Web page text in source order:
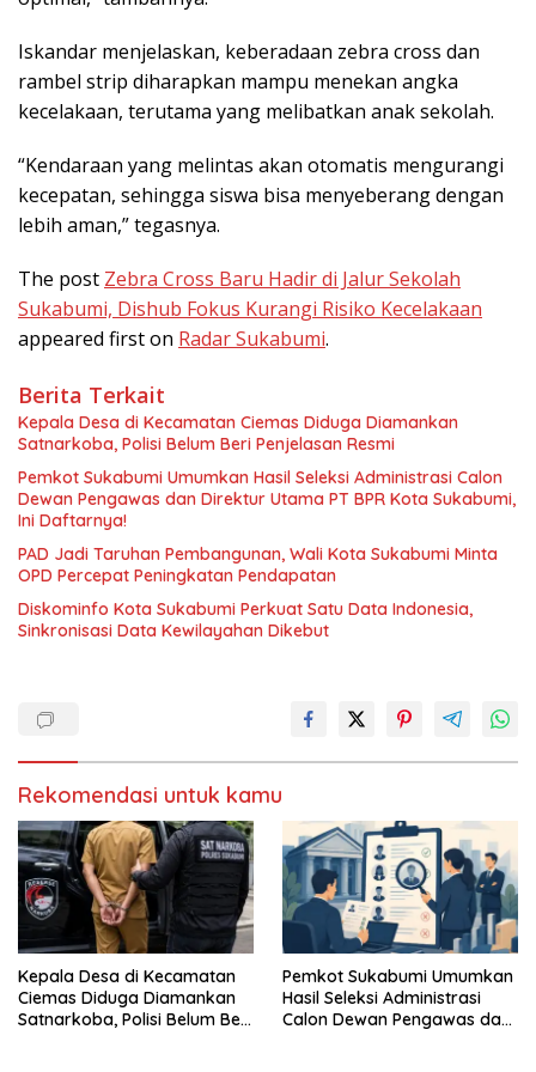
Iskandar menjelaskan, keberadaan zebra cross dan
rambel strip diharapkan mampu menekan angka
kecelakaan, terutama yang melibatkan anak sekolah.
“Kendaraan yang melintas akan otomatis mengurangi
kecepatan, sehingga siswa bisa menyeberang dengan
lebih aman,” tegasnya.
The post Zebra Cross Baru Hadir di Jalur Sekolah
Sukabumi, Dishub Fokus Kurangi Risiko Kecelakaan
appeared first on Radar Sukabumi.
Berita Terkait
Kepala Desa di Kecamatan Ciemas Diduga Diamankan
Satnarkoba, Polisi Belum Beri Penjelasan Resmi
Pemkot Sukabumi Umumkan Hasil Seleksi Administrasi Calon
Dewan Pengawas dan Direktur Utama PT BPR Kota Sukabumi,
Ini Daftarnya!
PAD Jadi Taruhan Pembangunan, Wali Kota Sukabumi Minta
OPD Percepat Peningkatan Pendapatan
Diskominfo Kota Sukabumi Perkuat Satu Data Indonesia,
Sinkronisasi Data Kewilayahan Dikebut
Rekomendasi untuk kamu
Kepala Desa di Kecamatan
Ciemas Diduga Diamankan
Satnarkoba, Polisi Belum Beri
Pemkot Sukabumi Umumkan
Hasil Seleksi Administrasi
Calon Dewan Pengawas dan